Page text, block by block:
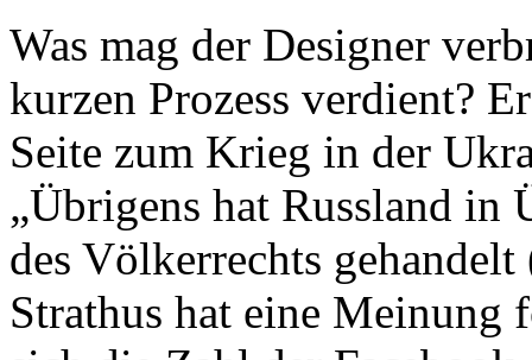
Was mag der Designer
kurzen Prozess verdient?
Seite zum Krieg in der
„Übrigens hat Russland in
des Völkerrechts
Strathus hat eine